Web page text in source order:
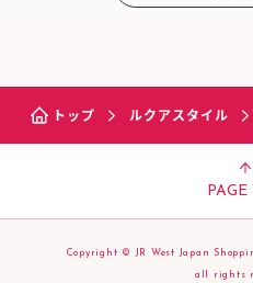
トップ ルクアスタイル
Copyright © JR West Japan
all rights